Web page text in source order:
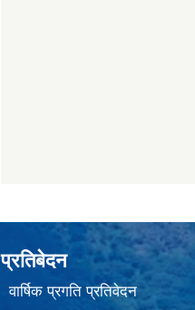
प्रतिबेदन
वार्षिक प्रगति प्रतिवेदन